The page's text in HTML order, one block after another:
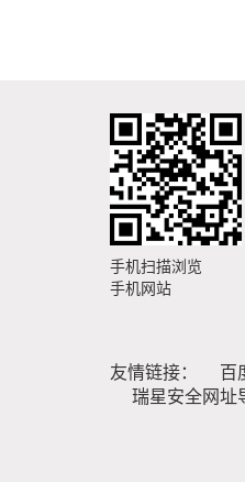
手机扫描浏览
手机网站
友情链接： 百
瑞星安全网址